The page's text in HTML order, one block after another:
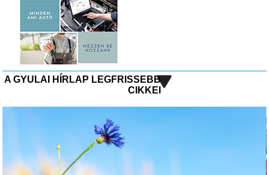
A GYULAI HÍRLAP LEGFRISSEBB
CIKKEI